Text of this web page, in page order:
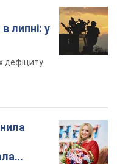
липні: у
дефіциту